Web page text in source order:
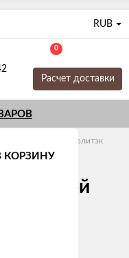
RUB
0
Расчет доставки
Политэк
резьбой
КОРЗИНУ